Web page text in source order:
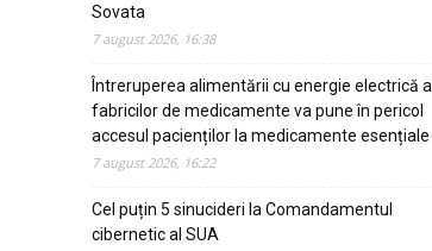
Sovata
7 august 2026, 16:38
Întreruperea alimentării cu energie electrică a
fabricilor de medicamente va pune în pericol
accesul pacienților la medicamente esențiale
7 august 2026, 16:22
Cel puțin 5 sinucideri la Comandamentul
cibernetic al SUA